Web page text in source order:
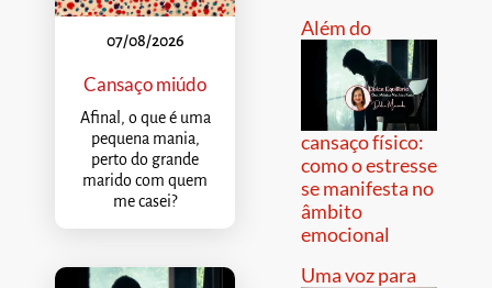
07/08/2026
Cansaço miúdo
Afinal, o que é uma
pequena mania,
perto do grande
marido com quem
me casei?
Além do
cansaço físico:
como o estresse
se manifesta no
âmbito
emocional
Uma voz para